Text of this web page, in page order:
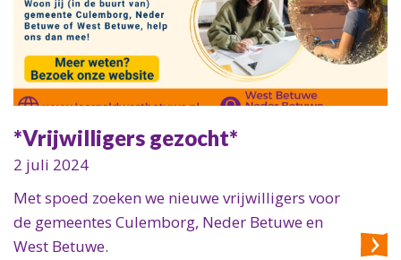
*Vrijwilligers gezocht*
2 juli 2024
Met spoed zoeken we nieuwe vrijwilligers voor
de gemeentes Culemborg, Neder Betuwe en
West Betuwe.